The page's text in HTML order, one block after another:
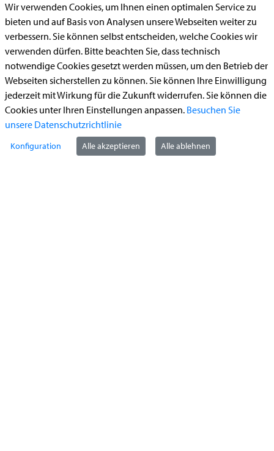
Bauantrag
Begleitetes Fahren ab 17 (Erstantrag)
Führerschein (Umtausch)
Reiterplakette (Verlängerungsantrag online)
Ummeldung zugelassenes Fahrzeug
Kontakt
Wir verwenden Cookies, um Ihnen einen optimalen Service zu
bieten und auf Basis von Analysen unsere Webseiten weiter zu
verbessern. Sie können selbst entscheiden, welche Cookies wir
verwenden dürfen. Bitte beachten Sie, dass technisch
notwendige Cookies gesetzt werden müssen, um den Betrieb der
Webseiten sicherstellen zu können. Sie können Ihre Einwilligung
jederzeit mit Wirkung für die Zukunft widerrufen. Sie können die
Cookies unter Ihren Einstellungen anpassen. Besuchen Sie
unsere Datenschutzrichtlinie
Konfiguration Alle akzeptieren Alle ablehnen